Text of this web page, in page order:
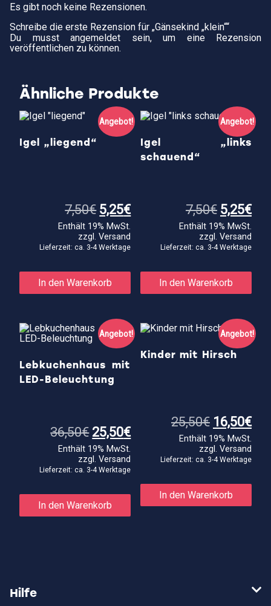
Es gibt noch keine Rezensionen.
Schreibe die erste Rezension für „Gänsekind „klein““
Du musst angemeldet sein, um eine Rezension
veröffentlichen zu können.
Ähnliche Produkte
Angebot!
Igel „liegend“
7,50€ Ursprünglicher
Preis
war:
7,50€
5,25€Aktueller
Preis
Enthält 19% MwSt.
zzgl.Versand
Lieferzeit: ca. 3-4 Werktage
In den Warenkorb
Angebot!
Igel „links
schauend“
7,50€
Preis
war:
7,50€
5,25€
Enthält 19% MwSt.
zzgl. Versand
Lieferzeit: ca. 3-4 Werktage
In den Warenkorb
Angebot!
Lebkuchenhaus mit
LED-Beleuchtung
36,50€ Ursprünglicher
Preis
war:
36,50€
25,50€Aktueller
Preis
25,50€.
Enthält 19% MwSt.
zzgl.Versand
Lieferzeit: ca. 3-4 Werktage
In den Warenkorb
Angebot!
Kinder mit Hirsch
25,50€
Preis
war:
25,50€
16,50€
Enthält 19% MwSt.
zzgl. Versand
Lieferzeit: ca. 3-4 Werktage
In den Warenkorb
Hilfe